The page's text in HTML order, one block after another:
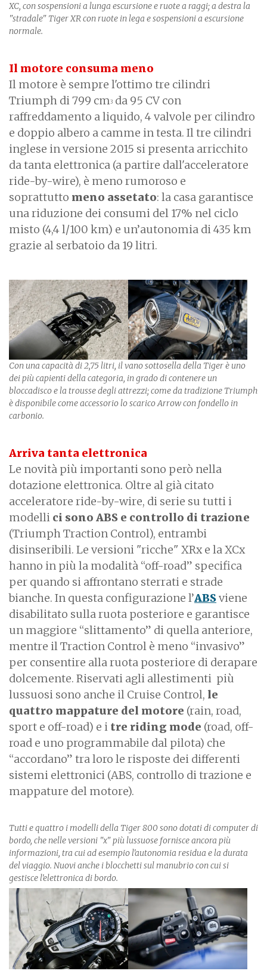
XC, con sospensioni a lunga escursione e ruote a raggi; a destra la
"stradale" Tiger XR con ruote in lega e sospensioni a escursione
normale.
Il motore consuma meno
Il motore è sempre l'ottimo tre cilindri
Triumph di 799 cm3 da 95 CV con
raffreddamento a liquido, 4 valvole per cilindro
e doppio albero a camme in testa. Il tre cilindri
inglese in versione 2015 si presenta arricchito
da tanta elettronica (a partire dall'acceleratore
ride-by-wire), è meno rumoroso e
soprattutto meno assetato: la casa garantisce
una riduzione dei consumi del 17% nel ciclo
misto (4,4 l/100 km) e un’autonomia di 435 km
grazie al serbatoio da 19 litri.
Con una capacità di 2,75 litri, il vano sottosella della Tiger è uno
dei più capienti della categoria, in grado di contenere un
bloccadisco e la trousse degli attrezzi; come da tradizione Triumph
è disponibile come accessorio lo scarico Arrow con fondello in
carbonio.
Arriva tanta elettronica
Le novità più importanti sono però nella
dotazione elettronica. Oltre al già citato
acceleratore ride-by-wire, di serie su tutti i
modelli ci sono ABS e controllo di trazione
(Triumph Traction Control), entrambi
disinseribili. Le versioni "ricche" XRx e la XCx
hanno in più la modalità “off-road” specifica
per quando si affrontano sterrati e strade
bianche. In questa configurazione l’ABSviene
disabilitato sulla ruota posteriore e garantisce
un maggiore “slittamento” di quella anteriore,
mentre il Traction Control è meno “invasivo”
per consentire alla ruota posteriore di derapare
dolcemente. Riservati agli allestimenti più
lussuosi sono anche il Cruise Control, le
quattro mappature del motore (rain, road,
sport e off-road) e i tre riding mode (road, off-
road e uno programmabile dal pilota) che
“accordano” tra loro le risposte dei differenti
sistemi elettronici (ABS, controllo di trazione e
mappature del motore).
Tutti e quattro i modelli della Tiger 800 sono dotati di computer di
bordo, che nelle versioni "x" più lussuose fornisce ancora più
informazioni, tra cui ad esempio l'autonomia residua e la durata
del viaggio. Nuovi anche i blocchetti sul manubrio con cui si
gestisce l'elettronica di bordo.